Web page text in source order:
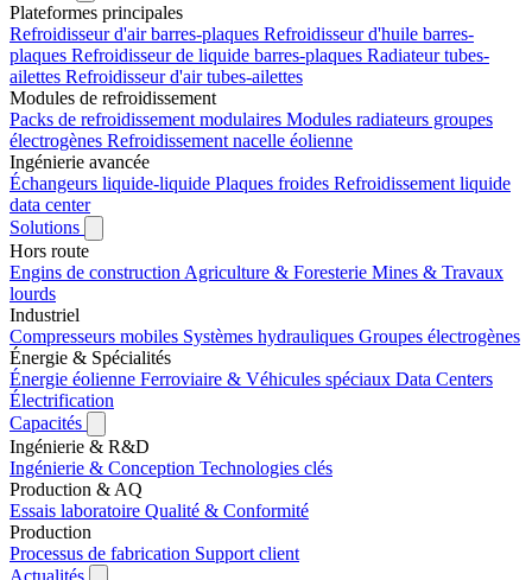
Plateformes principales
Refroidisseur d'air barres-plaques Refroidisseur d'huile barres-
plaques Refroidisseur de liquide barres-plaques Radiateur tubes-
ailettes Refroidisseur d'air tubes-ailettes
Modules de refroidissement
Packs de refroidissement modulaires Modules radiateurs groupes
électrogènes Refroidissement nacelle éolienne
Ingénierie avancée
Échangeurs liquide-liquide Plaques froides Refroidissement liquide
data center
Solutions
Hors route
Engins de construction Agriculture & Foresterie Mines & Travaux
lourds
Industriel
Compresseurs mobiles Systèmes hydrauliques Groupes électrogènes
Énergie & Spécialités
Énergie éolienne Ferroviaire & Véhicules spéciaux Data Centers
Électrification
Capacités
Ingénierie & R&D
Ingénierie & Conception Technologies clés
Production & AQ
Essais laboratoire Qualité & Conformité
Production
Processus de fabrication Support client
Actualités